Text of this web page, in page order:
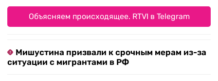
Объясняем происходящее. RTVI в Telegram
Мишустина призвали к срочным мерам из-за
ситуации с мигрантами в РФ